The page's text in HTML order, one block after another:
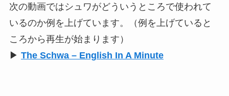
次の動画ではシュワがどういうところで使われて
いるのか例を上げています。（例を上げていると
ころから再生が始まります）
▶ The Schwa – English In A Minute